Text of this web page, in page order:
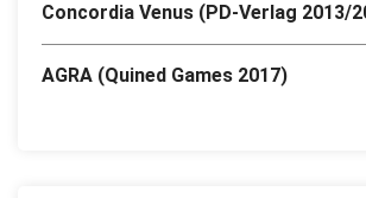
Concordia Venus (PD-Verlag 2013/
AGRA (Quined Games 2017)